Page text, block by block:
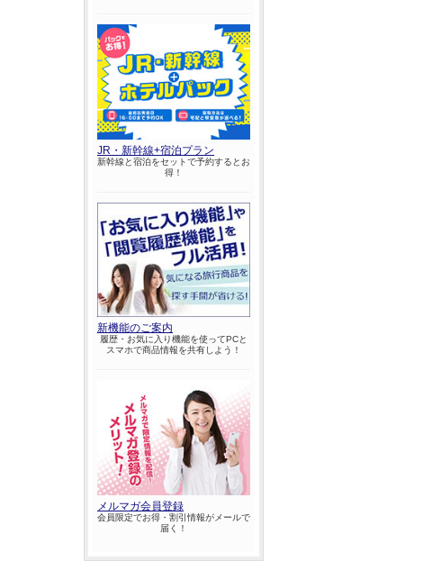
JR・新幹線+宿泊プラン
新幹線と宿泊をセットで予約するとお
得！
新機能のご案内
履歴・お気に入り機能を使ってPCと
スマホで商品情報を共有しよう！
メルマガ会員登録
会員限定でお得・割引情報がメールで
届く！